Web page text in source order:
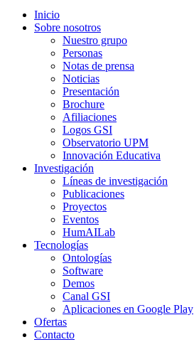
Inicio
Sobre nosotros
Nuestro grupo
Personas
Notas de prensa
Noticias
Presentación
Brochure
Afiliaciones
Logos GSI
Observatorio UPM
Innovación Educativa
Investigación
Líneas de investigación
Publicaciones
Proyectos
Eventos
HumAILab
Tecnologías
Ontologías
Software
Demos
Canal GSI
Aplicaciones en Google Play
Ofertas
Contacto